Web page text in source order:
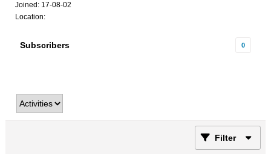
Joined: 17-08-02
Location:
Subscribers 0
Filter